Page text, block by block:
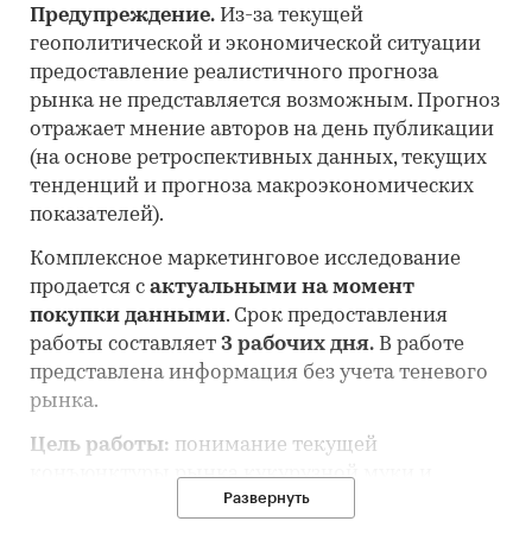
Предупреждение. Из-за текущей
геополитической и экономической ситуации
предоставление реалистичного прогноза
рынка не представляется возможным. Прогноз
отражает мнение авторов на день публикации
(на основе ретроспективных данных, текущих
тенденций и прогноза макроэкономических
показателей).
Комплексное маркетинговое исследование
продается с актуальными на момент
покупки данными. Срок предоставления
работы составляет 3 рабочих дня. В работе
представлена информация без учета теневого
рынка.
Цель работы: понимание текущей
конъюнктуры рынка кукурузной муки и
оценка перспектив его развития.
Развернуть